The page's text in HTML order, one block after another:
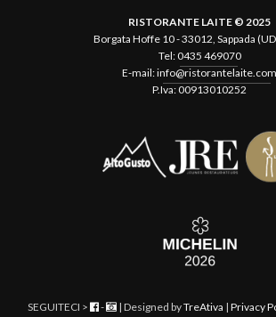
RISTORANTE LAITE © 2025
Borgata Hoffe 10 - 33012, Sappada
Tel:0435 469070
E-mail:info@ristorantelaite.com
P.Iva: 00913010252
SEGUITECI > - | Designed byTreAtiva | Privacy